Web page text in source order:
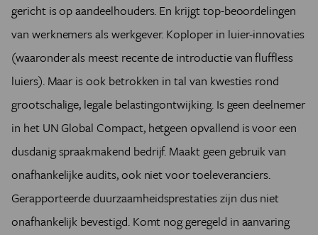
gericht is op aandeelhouders. En krijgt top-beoordelingen
van werknemers als werkgever. Koploper in luier-innovaties
(waaronder als meest recente de introductie van fluffless
luiers). Maar is ook betrokken in tal van kwesties rond
grootschalige, legale belastingontwijking. Is geen deelnemer
in het UN Global Compact, hetgeen opvallend is voor een
dusdanig spraakmakend bedrijf. Maakt geen gebruik van
onafhankelijke audits, ook niet voor toeleveranciers.
Gerapporteerde duurzaamheidsprestaties zijn dus niet
onafhankelijk bevestigd. Komt nog geregeld in aanvaring